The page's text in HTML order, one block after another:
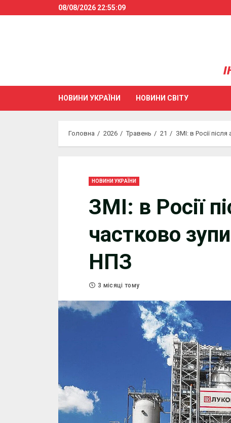
to
08/08/2026 22:55:09
НОВИНИ УКРАЇНИ НОВИНИ СВІТУ
Головна 2026 Травень 21 ЗМІ: в Росії
НОВИНИ УКРАЇНИ
ЗМІ: в Росії
частково
НПЗ
3 місяці тому